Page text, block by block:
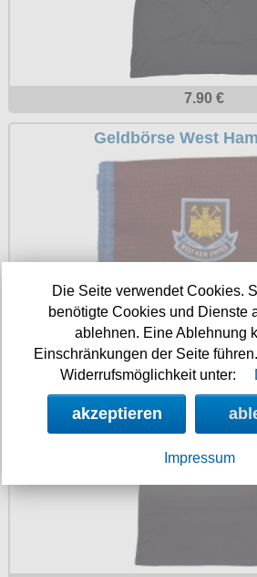
T-Shirts
Begriffe
Dobermann
Nordische
Ostzone
Punkrock
Rockabilly
Wikinger
7.90 €
Geldbörse West
8.90 €
Polo Inter City
Die Seite verwendet Cookies.
benötigte Cookies und Dienste
ablehnen. Eine Ablehnung
Einschränkungen der Seite
Widerrufsmöglichkeit unter:
akzeptieren
Impressum